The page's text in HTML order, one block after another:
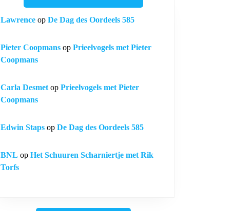
Lawrence op De Dag des Oordeels 585
Pieter Coopmans op Prieelvogels met Pieter
Coopmans
Carla Desmet op Prieelvogels met Pieter
Coopmans
Edwin Staps op De Dag des Oordeels 585
BNL op Het Schuuren Scharniertje met Rik
Torfs